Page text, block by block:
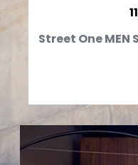
Street One